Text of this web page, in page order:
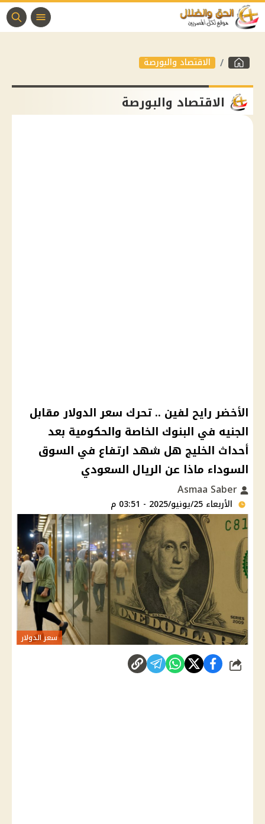
الاقتصاد والبورصة
الاقتصاد والبورصة
الأخضر رايح لفين .. تحرك سعر الدولار مقابل
الجنيه في البنوك الخاصة والحكومية بعد
أحداث الخليج هل شهد ارتفاع في السوق
السوداء ماذا عن الريال السعودي
الأربعاء 25/يونيو/2025 - 03:51 م
سعر الدولار
شارك